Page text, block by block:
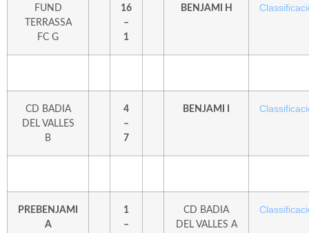
FUND
TERRASSA
FC G
16
–
1
BENJAMI H
CD BADIA
DEL VALLES
B
4
–
7
BENJAMI I
PREBENJAMI
A
1
–
CD BADIA
DEL VALLES A